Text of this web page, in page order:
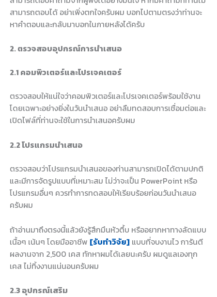
สามารถตอบได้ อย่าเพิ่งตกใจครับผม บอกไปตามตรงว่าท่านจะ
หาคำตอบและกลับมาบอกในภายหลังได้ครับ
2. ตรวจสอบอุปกรณ์การนำเสนอ
2.1 คอมพิวเตอร์และโปรเจคเตอร์
ตรวจสอบให้แน่ใจว่าคอมพิวเตอร์และโปรเจคเตอร์พร้อมใช้งาน
โดยเฉพาะอย่างยิ่งในวันนำเสนอ อย่าลืมทดสอบการเชื่อมต่อและ
เปิดไฟล์ที่ท่านจะใช้ในการนำเสนอครับผม
2.2 โปรแกรมนำเสนอ
ตรวจสอบว่าโปรแกรมนำเสนอของท่านสามารถเปิดได้ตามปกติ
และมีการจัดรูปแบบที่เหมาะสม ไม่ว่าจะเป็น PowerPoint หรือ
โปรแกรมอื่นๆ ควรทำการทดสอบให้เรียบร้อยก่อนวันนำเสนอ
ครับผม
ถ้าอ่านมาถึงตรงนี้แล้วยังรู้สึกมึนหัวตึ้บ หรืออยากหาทางลัดแบบ
เนื้อๆ เน้นๆ โดยมืออาชีพ [รับทำวิจัย] แบบที่จบงานไว การันตี
ผลงานจาก 2,500 เคส ทักหาผมได้เลยนะครับ ผมดูแลเองทุก
เคส ไม่ทิ้งงานแน่นอนครับผม
2.3 อุปกรณ์เสริม